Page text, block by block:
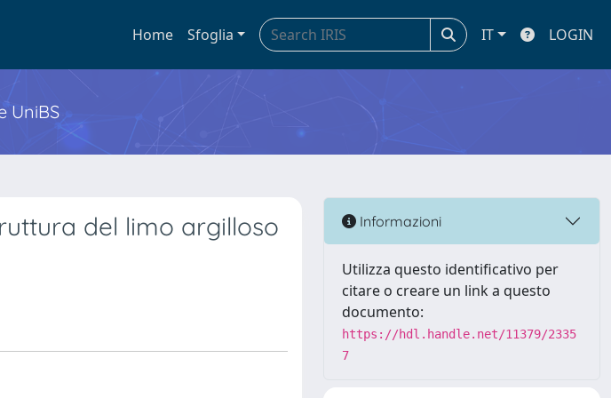
Home Sfoglia IT LOGIN
UniBS
del limo argilloso
Informazioni
Utilizza questo identificativo per
citare o creare un link a questo
documento:
https://hdl.handle.net/11379/2335
7